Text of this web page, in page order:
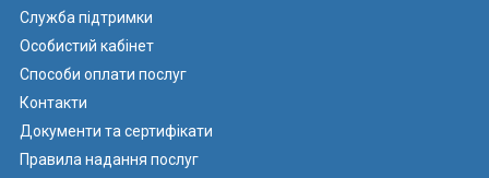
Служба підтримки
Особистий кабінет
Способи оплати послуг
Контакти
Документи та сертифікати
Правила надання послуг